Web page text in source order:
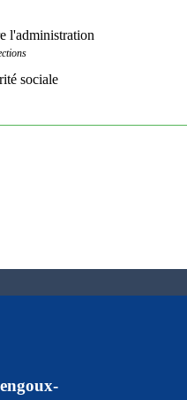
l'administration
sociale